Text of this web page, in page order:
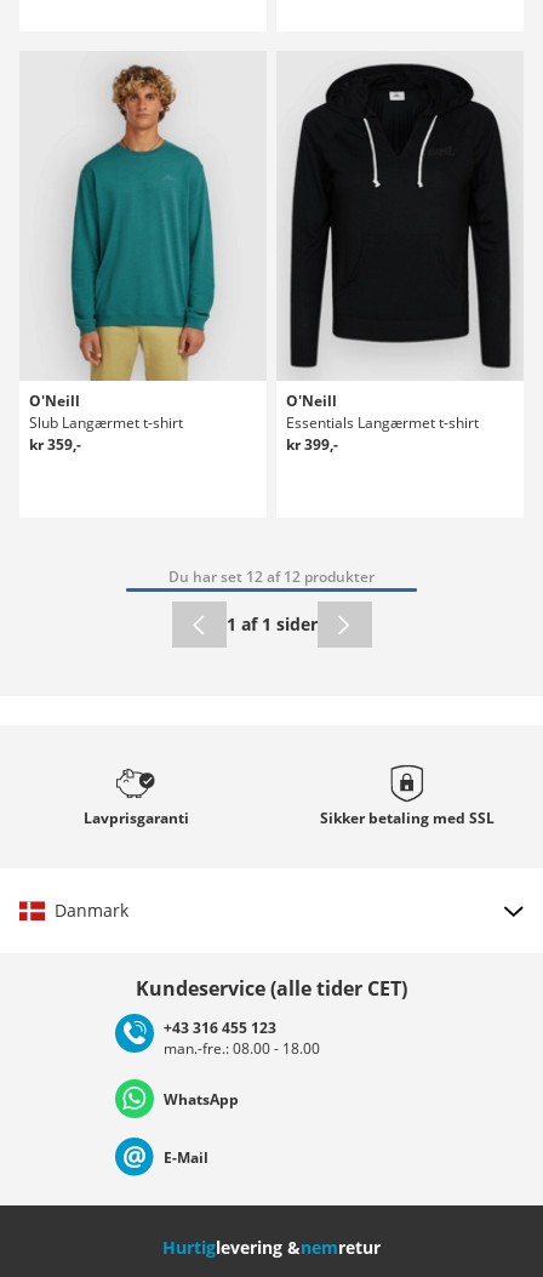
O'Neill
Slub Langærmet t-shirt
kr 359,-
O'Neill
Essentials Langærmet t-shirt
kr 399,-
Du har set 12 af 12 produkter
1 af 1 sider
Lavprisgaranti Sikker betaling med SSL
Danmark
Deutschland Österreich
Nederland Italia (Italiano) Italien (Deutsch)
Kundeservice (alle tider CET)
+43 316 455 123
man.-fre.: 08.00 - 18.00
WhatsApp
E-Mail
Hurtiglevering &nemretur